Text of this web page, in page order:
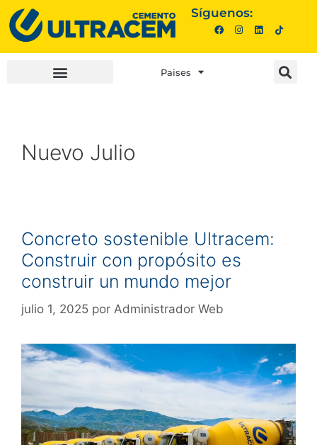
Síguenos:
Paises
Nuevo Julio
Concreto sostenible Ultracem:
Construir con propósito es
construir un mundo mejor
julio 1, 2025 por Administrador Web